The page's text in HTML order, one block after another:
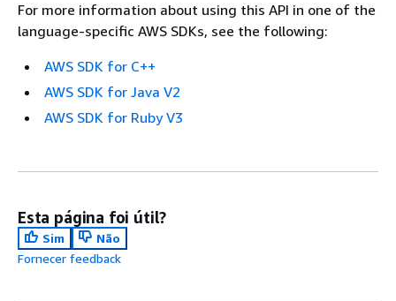
For more information about using this API in one of the
language-specific AWS SDKs, see the following:
AWS SDK for C++
AWS SDK for Java V2
AWS SDK for Ruby V3
Esta página foi útil?
Sim
Não
Fornecer feedback